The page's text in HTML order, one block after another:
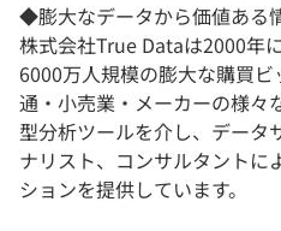
◆膨大なデータから価値ある
株式会社True Dataは2000年
6000万人規模の膨大な購買
通・小売業・メーカーの様々
型分析ツールを介し、データ
ナリスト、コンサルタントに
ションを提供しています。